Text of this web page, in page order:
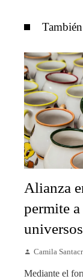
Alianza
permite
Camila
Mediante el